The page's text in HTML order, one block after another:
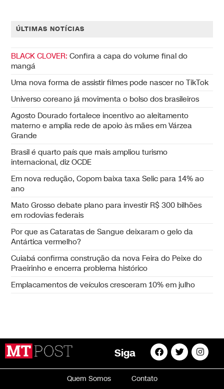
ÚLTIMAS NOTÍCIAS
BLACK CLOVER: Confira a capa do volume final do
mangá
Uma nova forma de assistir filmes pode nascer no TikTok
Universo coreano já movimenta o bolso dos brasileiros
Agosto Dourado fortalece incentivo ao aleitamento
materno e amplia rede de apoio às mães em Várzea
Grande
Brasil é quarto país que mais ampliou turismo
internacional, diz OCDE
Em nova redução, Copom baixa taxa Selic para 14% ao
ano
Mato Grosso debate plano para investir R$ 300 bilhões
em rodovias federais
Por que as Cataratas de Sangue deixaram o gelo da
Antártica vermelho?
Cuiabá confirma construção da nova Feira do Peixe do
Praeirinho e encerra problema histórico
Emplacamentos de veículos cresceram 10% em julho
Siga
Quem Somos Contato